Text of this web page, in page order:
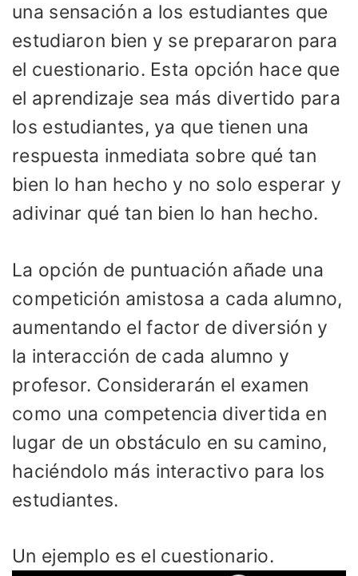
una sensación a los estudiantes que
estudiaron bien y se prepararon para
el cuestionario. Esta opción hace que
el aprendizaje sea más divertido para
los estudiantes, ya que tienen una
respuesta inmediata sobre qué tan
bien lo han hecho y no solo esperar y
adivinar qué tan bien lo han hecho.
La opción de puntuación añade una
competición amistosa a cada alumno,
aumentando el factor de diversión y
la interacción de cada alumno y
profesor. Considerarán el examen
como una competencia divertida en
lugar de un obstáculo en su camino,
haciéndolo más interactivo para los
estudiantes.
Un ejemplo es el cuestionario.